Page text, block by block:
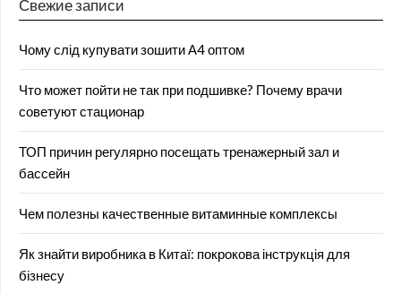
Свежие записи
Чому слід купувати зошити А4 оптом
Что может пойти не так при подшивке? Почему врачи
советуют стационар
ТОП причин регулярно посещать тренажерный зал и
бассейн
Чем полезны качественные витаминные комплексы
Як знайти виробника в Китаї: покрокова інструкція для
бізнесу